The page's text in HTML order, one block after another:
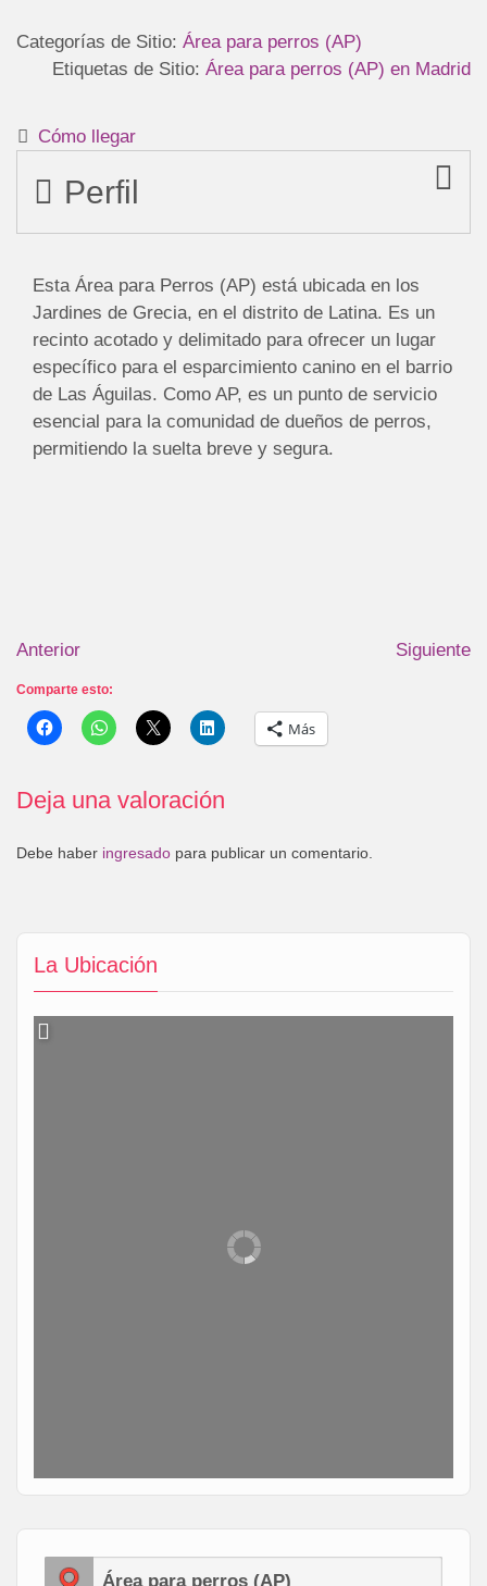
La Ubicación
Área para perros (AP)
Categorías de Sitio: Área para perros (AP)
Etiquetas de Sitio: Área para perros (AP) en Madrid
Cómo llegar
Perfil
Esta Área para Perros (AP) está ubicada en los
Jardines de Grecia, en el distrito de Latina. Es un
recinto acotado y delimitado para ofrecer un lugar
específico para el esparcimiento canino en el barrio
de Las Águilas. Como AP, es un punto de servicio
esencial para la comunidad de dueños de perros,
permitiendo la suelta breve y segura.
Anterior Siguiente
Comparte esto:
Más
Deja una valoración
Debe haber ingresado para publicar un comentario.